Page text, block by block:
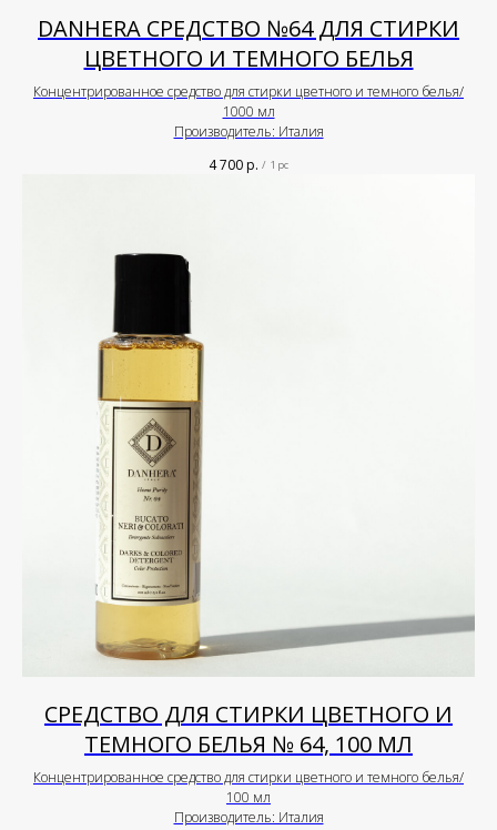
DANHERA СРЕДСТВО №64 ДЛЯ СТИРКИ
ЦВЕТНОГО И ТЕМНОГО БЕЛЬЯ
Концентрированное средство для стирки цветного и темного белья/
1000 мл
Производитель: Италия
4 700р. / 1 pc
СРЕДСТВО ДЛЯ СТИРКИ ЦВЕТНОГО И
ТЕМНОГО БЕЛЬЯ № 64, 100 МЛ
Концентрированное средство для стирки цветного и темного белья/
100 мл
Производитель: Италия